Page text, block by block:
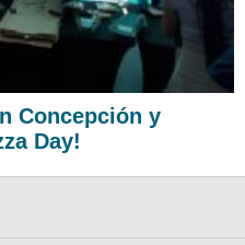
Concepción y
Day!